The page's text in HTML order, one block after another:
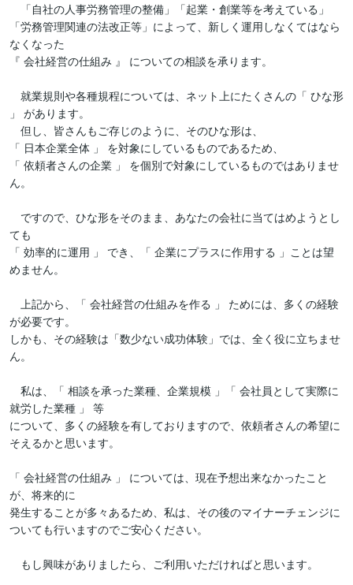
「自社の人事労務管理の整備」「起業・創業等を考えている」
「労務管理関連の法改正等」によって、新しく運用しなくてはなら
なくなった
『 会社経営の仕組み 』 についての相談を承ります。
就業規則や各種規程については、ネット上にたくさんの「 ひな形
」 があります。
但し、皆さんもご存じのように、そのひな形は、
「 日本企業全体 」 を対象にしているものであるため、
「 依頼者さんの企業 」 を個別で対象にしているものではありませ
ん。
ですので、ひな形をそのまま、あなたの会社に当てはめようとし
ても
「 効率的に運用 」 でき、「 企業にプラスに作用する 」ことは望
めません。
上記から、「 会社経営の仕組みを作る 」 ためには、多くの経験
が必要です。
しかも、その経験は「数少ない成功体験」では、全く役に立ちませ
ん。
私は、「 相談を承った業種、企業規模 」「 会社員として実際に
就労した業種 」 等
について、多くの経験を有しておりますので、依頼者さんの希望に
そえるかと思います。
「 会社経営の仕組み 」 については、現在予想出来なかったこと
が、将来的に
発生することが多々あるため、私は、その後のマイナーチェンジに
ついても行いますのでご安心ください。
もし興味がありましたら、ご利用いただければと思います。